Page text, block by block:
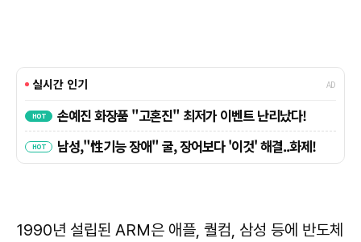
1990년 설립된 ARM은 애플, 퀄컴, 삼성 등에 반도체